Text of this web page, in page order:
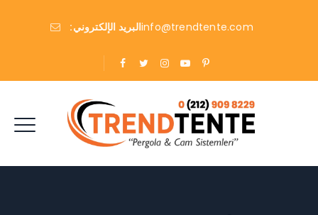
البريد الإلكتروني:info@trendtente.com